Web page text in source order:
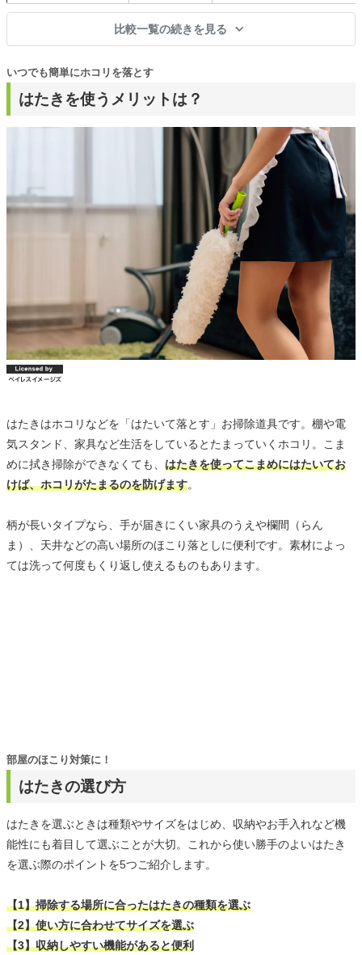
比較一覧の続きを見る
はたきを使うメリットは？
いつでも簡単にホコリを落とす
はたきはホコリなどを「はたいて落とす」お掃除道具です。棚や電
気スタンド、家具など生活をしているとたまっていくホコリ。こま
めに拭き掃除ができなくても、 はたきを使ってこまめにはたいてお
けば、ホコリがたまるのを防げます。
柄が長いタイプなら、手が届きにくい家具のうえや欄間（らん
ま）、天井などの高い場所のほこり落としに便利です。素材によっ
ては洗って何度もくり返し使えるものもあります。
はたきの選び方
部屋のほこり対策に！
はたきを選ぶときは種類やサイズをはじめ、収納やお手入れなど機
能性にも着目して選ぶことが大切。これから使い勝手のよいはたき
を選ぶ際のポイントを5つご紹介します。
【1】掃除する場所に合ったはたきの種類を選ぶ
【2】使い方に合わせてサイズを選ぶ
【3】収納しやすい機能があると便利